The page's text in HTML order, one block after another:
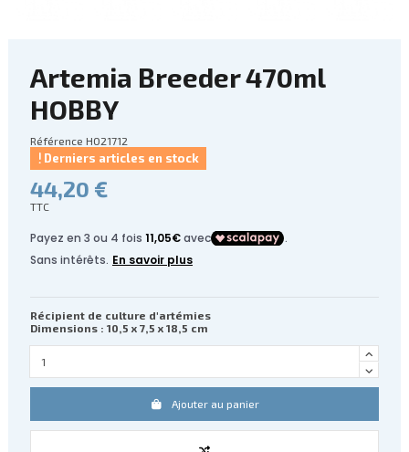
Artemia Breeder 470ml
HOBBY
Référence HO21712
Derniers articles en stock
44,20 €
TTC
Récipient de culture d'artémies
Dimensions : 10,5 x 7,5 x 18,5 cm
Ajouter au panier